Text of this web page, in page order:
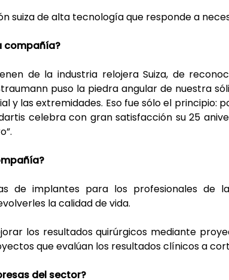
suiza de alta tecnología que responde a
compañía?
de la industria relojera Suiza, de
puso la piedra angular de nuestra
y las extremidades. Eso fue sólo el principio:
celebra con gran satisfacción su 25
de implantes para los profesionales
la calidad de vida.
los resultados quirúrgicos mediante
que evalúan los resultados clínicos a
del sector?